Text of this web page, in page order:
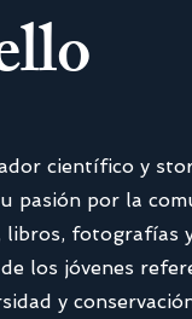
científico y
pasión por la
libros, fotografías
los jóvenes
y